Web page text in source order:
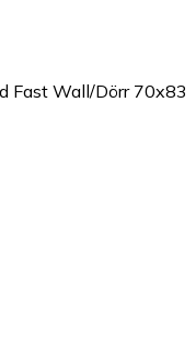
Fast Wall/Dörr 70x83